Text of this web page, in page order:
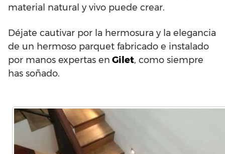
material natural y vivo puede crear.
Déjate cautivar por la hermosura y la elegancia
de un hermoso parquet fabricado e instalado
por manos expertas en Gilet, como siempre
has soñado.